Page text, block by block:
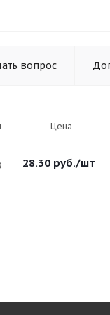
вопрос
Цена
28.30руб./шт